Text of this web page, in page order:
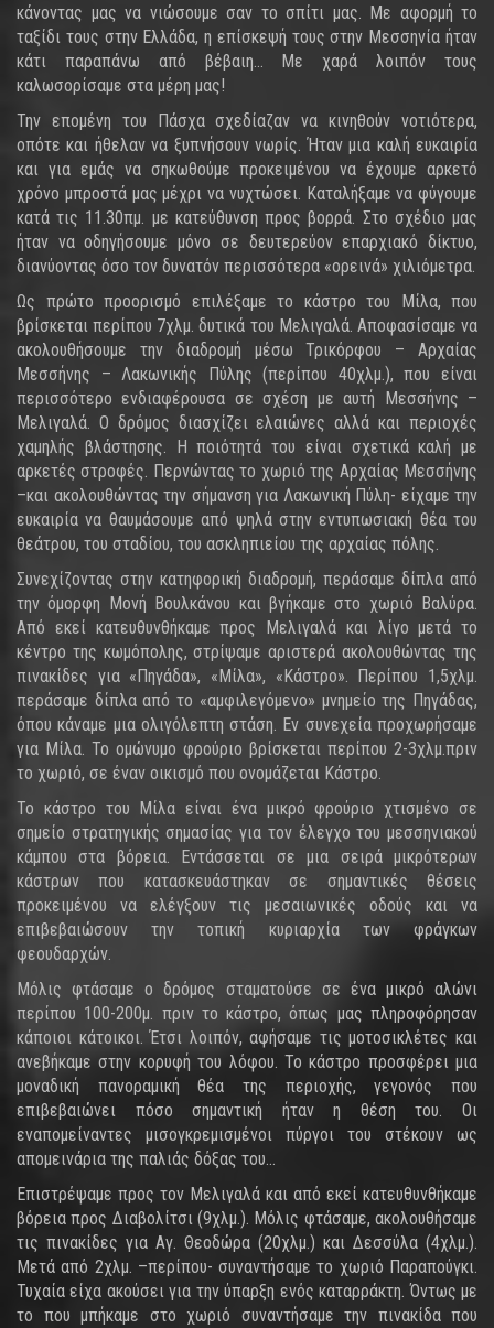
κάνοντας μας να νιώσουμε σαν το σπίτι μας. Με αφορμή το
ταξίδι τους στην Ελλάδα, η επίσκεψή τους στην Μεσσηνία ήταν
κάτι παραπάνω από βέβαιη… Με χαρά λοιπόν τους
καλωσορίσαμε στα μέρη μας!
Την επομένη του Πάσχα σχεδίαζαν να κινηθούν νοτιότερα,
οπότε και ήθελαν να ξυπνήσουν νωρίς. Ήταν μια καλή ευκαιρία
και για εμάς να σηκωθούμε προκειμένου να έχουμε αρκετό
χρόνο μπροστά μας μέχρι να νυχτώσει. Καταλήξαμε να φύγουμε
κατά τις 11.30πμ. με κατεύθυνση προς βορρά. Στο σχέδιο μας
ήταν να οδηγήσουμε μόνο σε δευτερεύον επαρχιακό δίκτυο,
διανύοντας όσο τον δυνατόν περισσότερα «ορεινά» χιλιόμετρα.
Ως πρώτο προορισμό επιλέξαμε το κάστρο του Μίλα, που
βρίσκεται περίπου 7χλμ. δυτικά του Μελιγαλά. Αποφασίσαμε να
ακολουθήσουμε την διαδρομή μέσω Τρικόρφου – Αρχαίας
Μεσσήνης – Λακωνικής Πύλης (περίπου 40χλμ.), που είναι
περισσότερο ενδιαφέρουσα σε σχέση με αυτή Μεσσήνης –
Μελιγαλά. Ο δρόμος διασχίζει ελαιώνες αλλά και περιοχές
χαμηλής βλάστησης. Η ποιότητά του είναι σχετικά καλή με
αρκετές στροφές. Περνώντας το χωριό της Αρχαίας Μεσσήνης
–και ακολουθώντας την σήμανση για Λακωνική Πύλη- είχαμε την
ευκαιρία να θαυμάσουμε από ψηλά στην εντυπωσιακή θέα του
θεάτρου, του σταδίου, του ασκληπιείου της αρχαίας πόλης.
Συνεχίζοντας στην κατηφορική διαδρομή, περάσαμε δίπλα από
την όμορφη Μονή Βουλκάνου και βγήκαμε στο χωριό Βαλύρα.
Από εκεί κατευθυνθήκαμε προς Μελιγαλά και λίγο μετά το
κέντρο της κωμόπολης, στρίψαμε αριστερά ακολουθώντας της
πινακίδες για «Πηγάδα», «Μίλα», «Κάστρο». Περίπου 1,5χλμ.
περάσαμε δίπλα από το «αμφιλεγόμενο» μνημείο της Πηγάδας,
όπου κάναμε μια ολιγόλεπτη στάση. Εν συνεχεία προχωρήσαμε
για Μίλα. Το ομώνυμο φρούριο βρίσκεται περίπου 2-3χλμ.πριν
το χωριό, σε έναν οικισμό που ονομάζεται Κάστρο.
Το κάστρο του Μίλα είναι ένα μικρό φρούριο χτισμένο σε
σημείο στρατηγικής σημασίας για τον έλεγχο του μεσσηνιακού
κάμπου στα βόρεια. Εντάσσεται σε μια σειρά μικρότερων
κάστρων που κατασκευάστηκαν σε σημαντικές θέσεις
προκειμένου να ελέγξουν τις μεσαιωνικές οδούς και να
επιβεβαιώσουν την τοπική κυριαρχία των φράγκων
φεουδαρχών.
Μόλις φτάσαμε ο δρόμος σταματούσε σε ένα μικρό αλώνι
περίπου 100-200μ. πριν το κάστρο, όπως μας πληροφόρησαν
κάποιοι κάτοικοι. Έτσι λοιπόν, αφήσαμε τις μοτοσικλέτες και
ανεβήκαμε στην κορυφή του λόφου. Το κάστρο προσφέρει μια
μοναδική πανοραμική θέα της περιοχής, γεγονός που
επιβεβαιώνει πόσο σημαντική ήταν η θέση του. Οι
εναπομείναντες μισογκρεμισμένοι πύργοι του στέκουν ως
απομεινάρια της παλιάς δόξας του…
Επιστρέψαμε προς τον Μελιγαλά και από εκεί κατευθυνθήκαμε
βόρεια προς Διαβολίτσι (9χλμ.). Μόλις φτάσαμε, ακολουθήσαμε
τις πινακίδες για Αγ. Θεοδώρα (20χλμ.) και Δεσσύλα (4χλμ.).
Μετά από 2χλμ. –περίπου- συναντήσαμε το χωριό Παραπούγκι.
Τυχαία είχα ακούσει για την ύπαρξη ενός καταρράκτη. Όντως με
το που μπήκαμε στο χωριό συναντήσαμε την πινακίδα που